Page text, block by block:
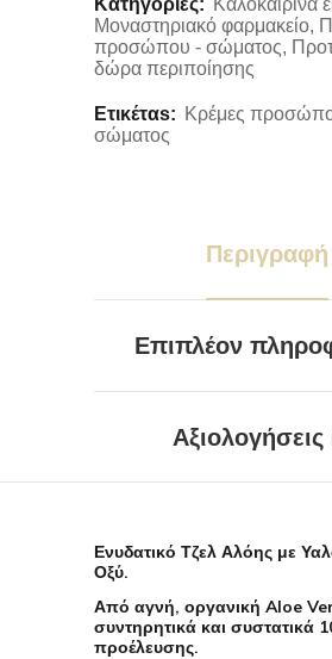
Κατηγορίες: Καλοκαιρινά
Μοναστηριακό φαρμακείο,
προσώπου - σώματος,
δώρα περιποίησης
Ετικέταs: Κρέμες
σώματος
Περιγραφή
Επιπλέον
Αξιολογήσεις
Ενυδατικό Τζελ Αλόης με
Οξύ.
Από αγνή, οργανική Aloe
συντηρητικά και συστατικά
προέλευσης.